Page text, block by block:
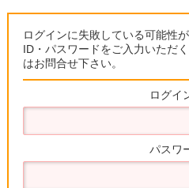
ログインに失敗している可能性
ID・パスワードをご入力いただ
はお問合せ下さい。
ログイ
パスワ